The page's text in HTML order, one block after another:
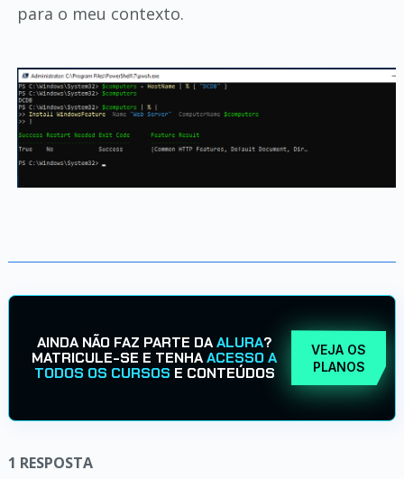
para o meu contexto.
AINDA NÃO FAZ PARTE DAALURA?
MATRICULE-SE E TENHAACESSO A
TODOS OS CURSOS E CONTEÚDOS
VEJA OS
PLANOS
1 RESPOSTA